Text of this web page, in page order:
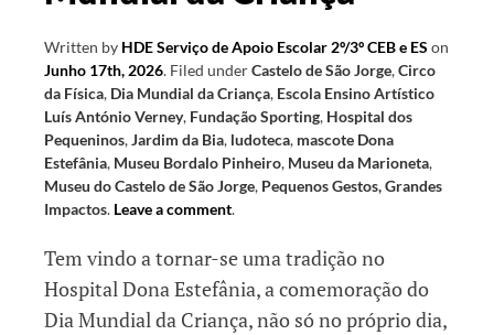
conhecimento
Written by HDE Serviço de Apoio Escolar 2º/3º CEB e ES on
Junho 17th, 2026. Filed underCastelo de São Jorge,Circo
da Física, Dia Mundial da Criança, Escola Ensino Artístico
Luís António Verney, Fundação Sporting, Hospital dos
Pequeninos,Jardim da Bia, ludoteca, mascote Dona
Estefânia, Museu Bordalo Pinheiro, Museu da Marioneta,
Museu do Castelo de São Jorge, Pequenos Gestos, Grandes
Impactos. Leave a comment.
Tem vindo a tornar-se uma tradição no
Hospital Dona Estefânia, a comemoração do
Dia Mundial da Criança, não só no próprio dia,